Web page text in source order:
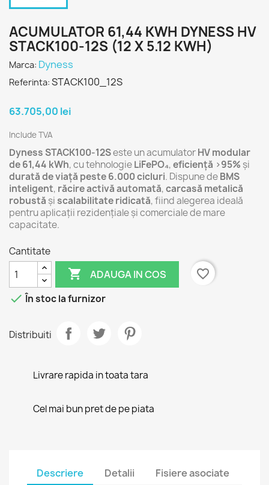
ACUMULATOR 61,44 KWH DYNESS HV
STACK100-12S (12 X 5.12 KWH)
Marca: Dyness
Referinta: STACK100_12S
63.705,00 lei
Include TVA
Dyness STACK100-12Seste un acumulatorHV modular
de 61,44 kWh, cu tehnologieLiFePO₄,eficiență >95% și
durată de viață peste 6.000 cicluri. Dispune deBMS
inteligent, răcire activă automată,carcasă metalică
robustă șiscalabilitate ridicată, fiind alegerea ideală
pentru aplicații rezidențiale și comerciale de mare
capacitate.
Cantitate
 ADAUGA IN COS
favorite_border
 În stoc la furnizor
Distribuiti
Livrare rapida in toata tara
Cel mai bun pret de pe piata
Descriere Detalii Fisiere asociate